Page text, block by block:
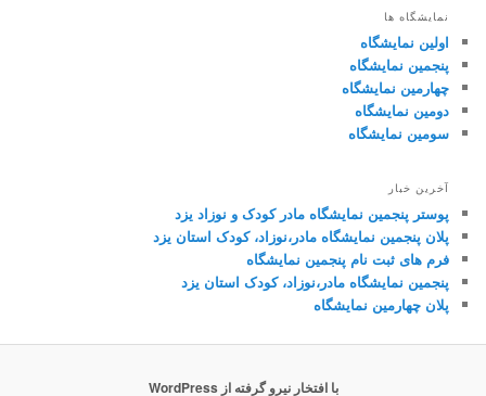
و
ج
و
نمایشگاه ها
اولین نمایشگاه
پنجمین نمایشگاه
چهارمین نمایشگاه
دومین نمایشگاه
سومین نمایشگاه
آخرین خبار
پوستر پنجمین نمایشگاه مادر کودک و نوزاد یزد
پلان پنجمین نمایشگاه مادر،نوزاد، کودک استان یزد
فرم های ثبت نام پنجمین نمایشگاه
پنجمین نمایشگاه مادر،نوزاد، کودک استان یزد
پلان چهارمین نمایشگاه
با افتخار نیرو گرفته از WordPress